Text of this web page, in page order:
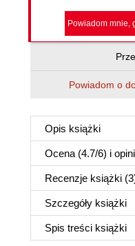
Powiadom mnie,
Powiadom o
Opis książki
Ocena (4.7/6) i
Recenzje książki
Szczegóły książki
Spis treści książki